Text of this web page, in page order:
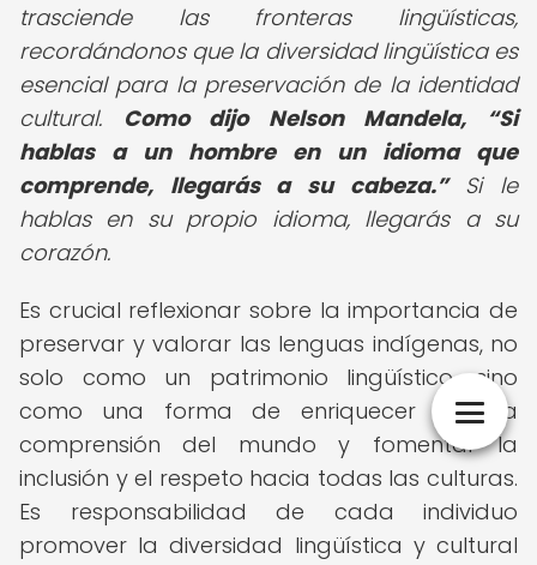
trasciende las fronteras lingüísticas,
recordándonos que la diversidad lingüística es
esencial para la preservación de la identidad
cultural. Como dijo Nelson Mandela,
Si
hablas a un hombre en un idioma que
comprende, llegarás a su cabeza. Si le
hablas en su propio idioma, llegarás a su
corazón.
Es crucial reflexionar sobre la importancia de
preservar y valorar las lenguas indígenas, no
solo como un patrimonio lingüístico, sino
como una forma de enriquecer nuestra
comprensión del mundo y fomentar la
inclusión y el respeto hacia todas las culturas.
Es responsabilidad de cada individuo
promover la diversidad lingüística y cultural